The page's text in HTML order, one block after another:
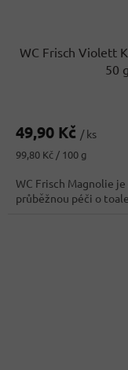
WC Frisch Violett
50 g
49,90 Kč / ks
Měrná
99,80 Kč / 100 g
WC Frisch Magnolie
průběžnou péči o